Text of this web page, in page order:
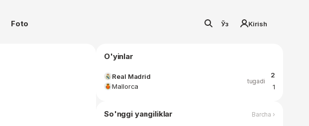
Foto Ўз Kirish
O'yinlar
Real Madrid
Mallorca
tugadi
2
1
So'nggi yangiliklar Barcha ›